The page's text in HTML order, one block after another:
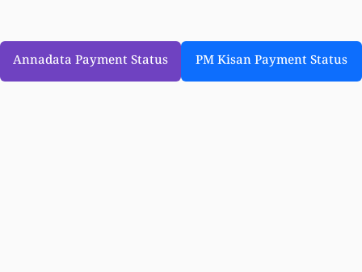
Annadata Payment Status PM Kisan Payment Status